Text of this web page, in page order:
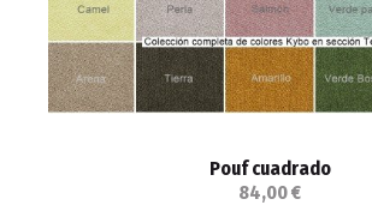
Pouf cuadrado
84,00 €